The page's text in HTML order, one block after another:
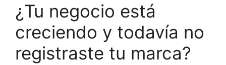
¿Tu negocio está
creciendo y todavía no
registraste tu marca?